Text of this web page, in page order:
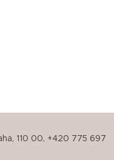
110 00, +420 775 697